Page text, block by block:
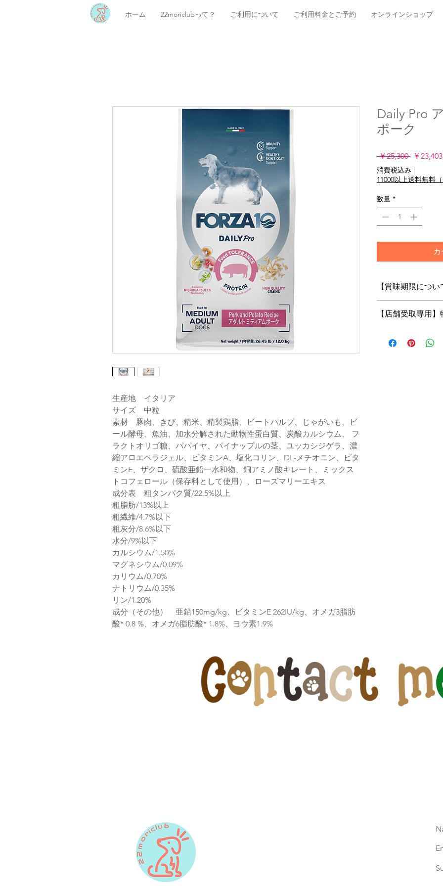
ホーム 22moriclubって？ ご利用について ご利用料金とご予約 オンラインショップ
生産地 イタリア
サイズ 中粒
素材 豚肉、きび、精米、精製鶏脂、ビートパルプ、じゃがいも、ビ
ール酵母、魚油、加水分解された動物性蛋白質、炭酸カルシウム、 フ
ラクトオリゴ糖、パパイヤ、パイナップルの茎、ユッカシジゲラ、濃
縮アロエベラジェル、ビタミンA、塩化コリン、DL-メチオニン、ビタ
ミンE、ザクロ、硫酸亜鉛一水和物、銅アミノ酸キレート、ミックス
トコフェロール（保存料として使用）、ローズマリーエキス
成分表 粗タンパク質/22.5%以上
粗脂肪/13%以上
粗繊維/4.7%以下
粗灰分/8.6%以下
水分/9%以下
カルシウム/1.50%
マグネシウム/0.09%
カリウム/0.70%
ナトリウム/0.35%
リン/1.20%
成分（その他） 亜鉛150mg/kg、ビタミンE 262IU/kg、オメガ3脂肪
酸* 0.8 %、オメガ6脂肪酸* 1.8%、ヨウ素1.9%
Daily Pro
ポーク
￥25,300 通
常
価
￥23,403
消費税込み |
11000以上送料無料
数量 *
【賞味期限につい
当店はお客様にご
【店舗受取専用
トで「店舗受取」を